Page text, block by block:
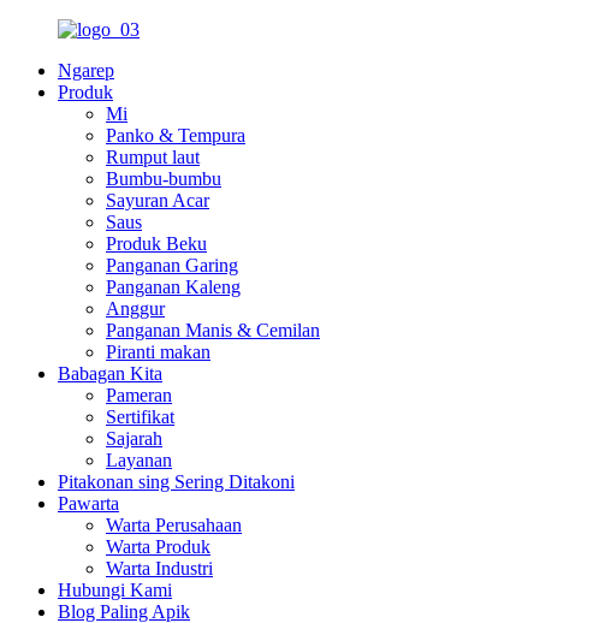
Ngarep
Produk
Mi
Panko & Tempura
Rumput laut
Bumbu-bumbu
Sayuran Acar
Saus
Produk Beku
Panganan Garing
Panganan Kaleng
Anggur
Panganan Manis & Cemilan
Piranti makan
Babagan Kita
Pameran
Sertifikat
Sajarah
Layanan
Pitakonan sing Sering Ditakoni
Pawarta
Warta Perusahaan
Warta Produk
Warta Industri
Hubungi Kami
Blog Paling Apik